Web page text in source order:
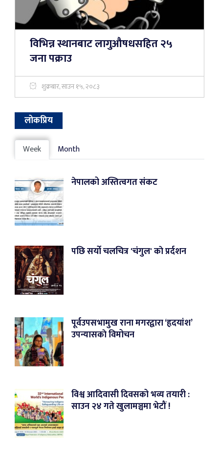
विभिन्न स्थानबाट लागुऔषधसहित २५
जना पक्राउ
शुक्रबार, साउन १५, २०८३
लोकप्रिय
Week Month
नेपालको अस्तित्वगत संकट
पछि सर्यो चलचित्र 'चंगुल' काे प्रर्दशन
पूर्वउपसभामुख राना मगरद्वारा ‘हृदयांश’
उपन्यासकाे विमोचन
विश्व आदिवासी दिवसको भव्य तयारी :
साउन २४ गते खुलामञ्चमा भेटौं !